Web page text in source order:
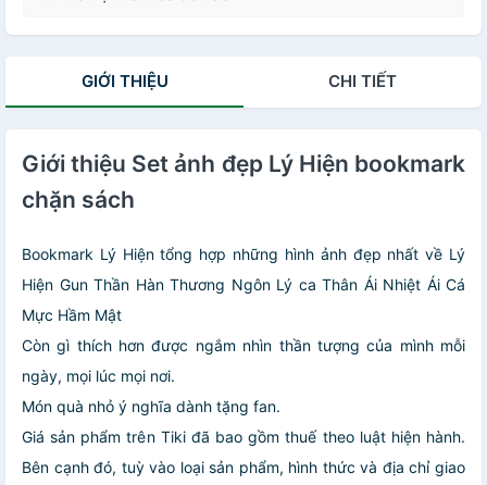
GIỚI THIỆU CHI TIẾT
Giới thiệu Set ảnh đẹp Lý Hiện bookmark
chặn sách
Bookmark Lý Hiện tổng hợp những hình ảnh đẹp nhất về Lý
Hiện Gun Thần Hàn Thương Ngôn Lý ca Thân Ái Nhiệt Ái Cá
Mực Hầm Mật
Còn gì thích hơn được ngắm nhìn thần tượng của mình mỗi
ngày, mọi lúc mọi nơi.
Món quà nhỏ ý nghĩa dành tặng fan.
Giá sản phẩm trên Tiki đã bao gồm thuế theo luật hiện hành.
Bên cạnh đó, tuỳ vào loại sản phẩm, hình thức và địa chỉ giao